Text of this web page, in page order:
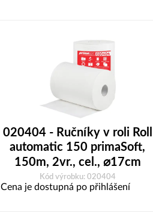
020404 - Ručníky v roli Roll
automatic 150 primaSoft,
150m, 2vr., cel., ⌀17cm
Kód výrobku: 020404
Cena je dostupná po přihlášení